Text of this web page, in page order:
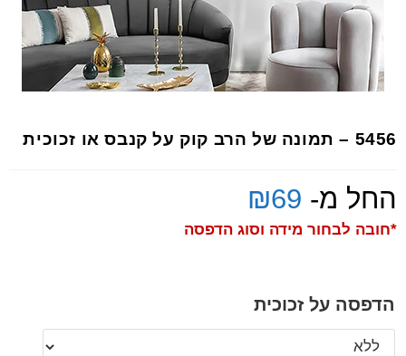
5456 – תמונה של הרב קוק על קנבס או זכוכית
החל מ- ₪69
*חובה לבחור מידה וסוג הדפסה
הדפסה על זכוכית